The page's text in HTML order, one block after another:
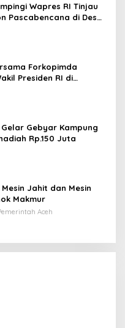
Wapres RI Tinjau
Pascabencana di Desa
Forkopimda
Presiden RI di
Gebyar Kampung
Rp.150 Juta
Jahit dan Mesin
Makmur
Aceh